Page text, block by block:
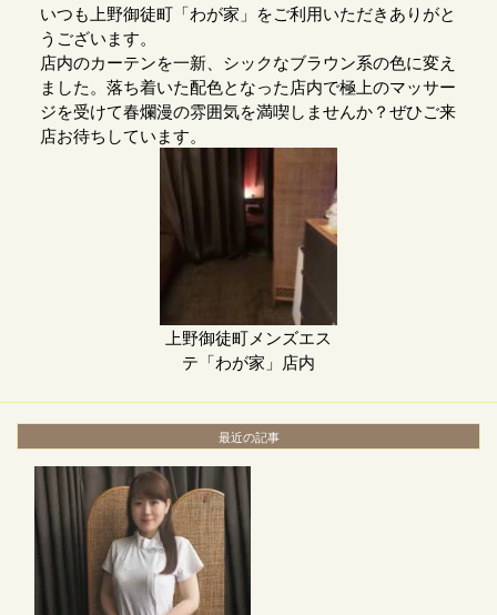
いつも上野御徒町「わが家」をご利用いただきありがと
うございます。
店内のカーテンを一新、シックなブラウン系の色に変え
ました。落ち着いた配色となった店内で極上のマッサー
ジを受けて春爛漫の雰囲気を満喫しませんか？ぜひご来
店お待ちしています。
上野御徒町メンズエス
テ「わが家」店内
最近の記事